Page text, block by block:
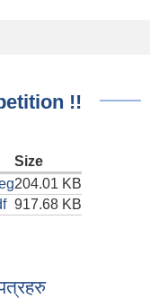
!!
Size
204.01 KB
917.68 KB